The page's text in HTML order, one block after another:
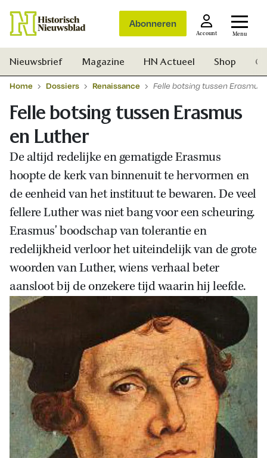
Abonneren
Account Menu
Zoek
Nieuwsbrief Magazine HN Actueel Shop
Home Dossiers Renaissance Felle botsing tussen Erasmus
Felle botsing tussen Erasmus
en Luther
De altijd redelijke en gematigde Erasmus
hooptede kerk van binnenuit te hervormen en
de eenheid van het instituut te bewaren. De veel
fellere Luther was niet bang voor een scheuring.
Erasmus' boodschap van tolerantie en
redelijkheid verloor het uiteindelijk van de grote
woorden van Luther, wiens verhaal beter
aansloot bij de onzekere tijd waarin hij leefde.